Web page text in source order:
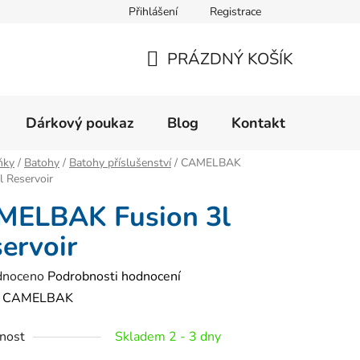
Formulář pro reklamaci zboží
Přihlášení Registrace
KOŠÍK
PRÁZDNÝ KOŠÍK
Dárkový poukaz Blog Kontakt
/ Batohy / Batohy příslušenství / CAMELBAK
Reservoir
Fusion 3l
Podrobnosti hodnocení
CAMELBAK
Skladem 2 - 3 dny